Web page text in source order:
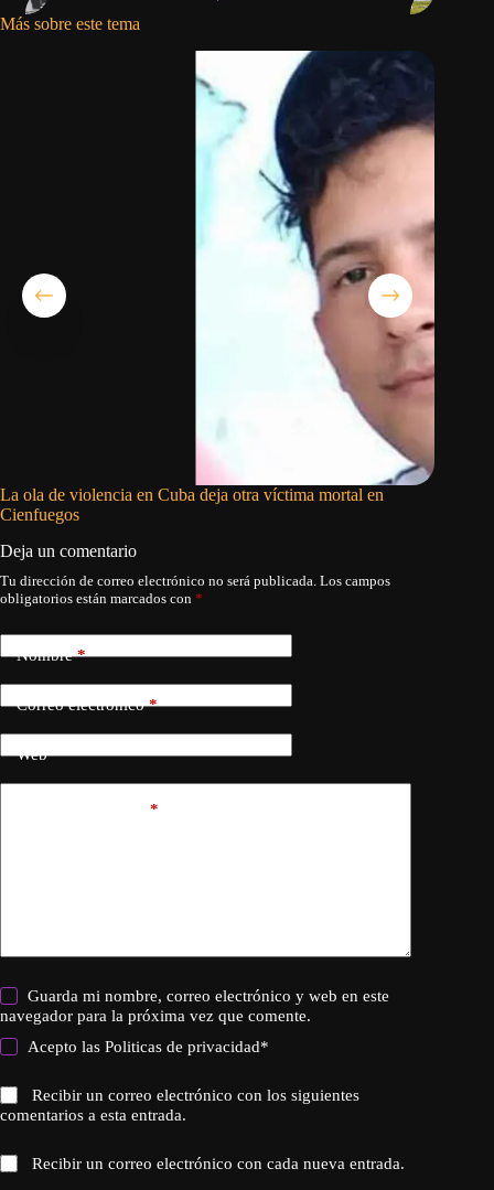
Más sobre este tema
La ola de violencia en Cuba deja otra víctima mortal en
Cienfuegos
Deja un comentario
Tu dirección de correo electrónico no será publicada. Los campos
obligatorios están marcados con *
Nombre*
Correo electrónico*
Web
*
Guarda mi nombre, correo electrónico y web en este
navegador para la próxima vez que comente.
Acepto lasPoliticas de privacidad*
Recibir un correo electrónico con los siguientes
comentarios a esta entrada.
Recibir un correo electrónico con cada nueva entrada.